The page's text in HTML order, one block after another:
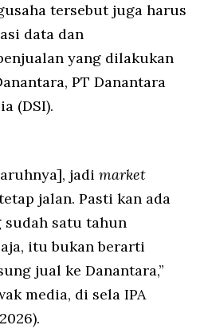
tersebut juga harus
data dan
yang dilakukan
PT Danantara
(DSI).
jadi market
jalan. Pasti kan ada
sudah satu tahun
itu bukan berarti
jual ke Danantara,”
media, di sela IPA